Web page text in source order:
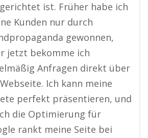
ist. Früher habe ich
Kunden nur durch
gewonnen,
jetzt bekomme ich
Anfragen direkt über
Ich kann meine
perfekt präsentieren, und
die Optimierung für
rankt meine Seite bei